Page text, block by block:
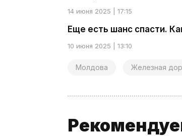
14 июня 2025 | 17:15
Еще есть шанс спасти.
10 июня 2025 | 13:10
Молдова Железная